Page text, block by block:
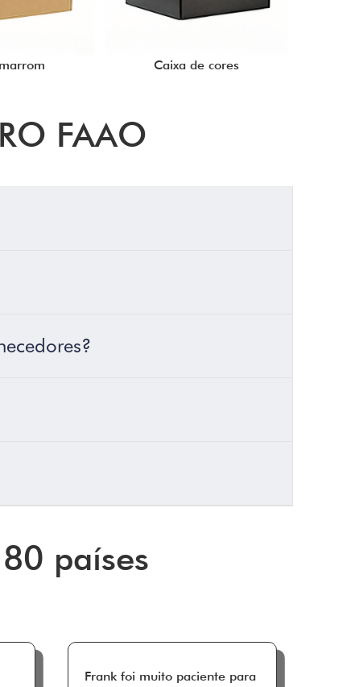
Caixa de cores
FAAO
países
Frank foi muito paciente para